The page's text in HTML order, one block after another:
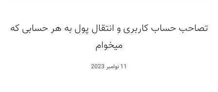
تصاحب حساب کاربری و انتقال پول به هر حسابی که
میخوام
11 نوامبر 2023